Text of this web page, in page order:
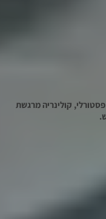
קולינריה מרגשת